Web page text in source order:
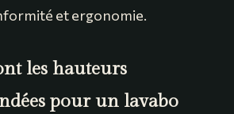
et ergonomie.
les hauteurs
pour un lavabo